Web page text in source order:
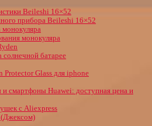
Beileshi 16×52
прибора Beileshi 16×52
монокуляра
солнечной батарее
Protector Glass для iphone
смартфоны Huawei: доступная цена и
с Aliexpress
(Джексом)